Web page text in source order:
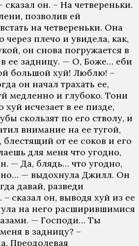
он. – На четвереньки.
позволив ей
на четвереньки. Она
через плечо и увидела, как,
он снова погружается в
ее задницу. — О, Боже… еби
большой хуй! Люблю! –
он начал трахать ее,
медленно и глубоко. Тони
хуй исчезает в ее пизде,
скользят по его стволу, и
внимание на ее тугой,
блестящий от ее соков и его
для меня что угодно,
— Да, блядь… что угодно,
— выдохнула Джилл. Он
давай, разведи
сказал он, выводя хуй из ее
на него расширившимися
— Господи… Ты
в задницу? –
Преодолевая